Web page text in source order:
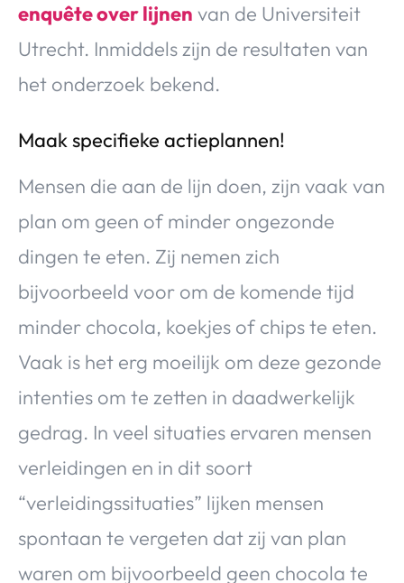
enquête over lijnen van de Universiteit
Utrecht. Inmiddels zijn de resultaten van
het onderzoek bekend.
Maak specifieke actieplannen!
Mensen die aan de lijn doen, zijn vaak van
plan om geen of minder ongezonde
dingen te eten. Zij nemen zich
bijvoorbeeld voor om de komende tijd
minder chocola, koekjes of chips te eten.
Vaak is het erg moeilijk om deze gezonde
intenties om te zetten in daadwerkelijk
gedrag. In veel situaties ervaren mensen
verleidingen en in dit soort
“verleidingssituaties” lijken mensen
spontaan te vergeten dat zij van plan
waren om bijvoorbeeld geen chocola te